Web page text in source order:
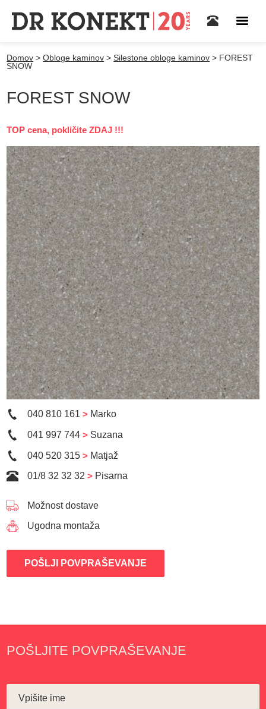
Domov >Obloge kaminov >Silestone obloge kaminov > FOREST
SNOW
FOREST SNOW
TOP cena, pokličite ZDAJ !!!
040 810 161> Marko
041 997 744> Suzana
040 520 315> Matjaž
01/8 32 32 32> Pisarna
Možnost dostave
Ugodna montaža
POŠLJI POVPRAŠEVANJE
POŠLJITE POVPRAŠEVANJE